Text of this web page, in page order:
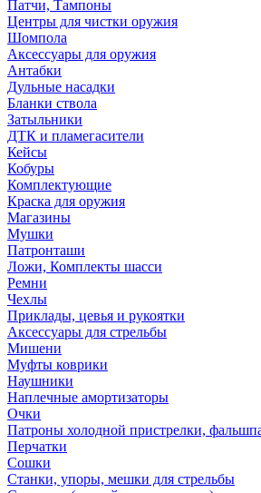
Патчи, Тампоны
Центры для чистки оружия
Шомпола
Аксессуары для оружия
Антабки
Дульные насадки
Бланки ствола
Затыльники
ДТК и пламегасители
Кейсы
Кобуры
Комплектующие
Краска для оружия
Магазины
Мушки
Патронташи
Ложи, Комплекты шасси
Ремни
Чехлы
Приклады, цевья и рукоятки
Аксессуары для стрельбы
Мишени
Муфты коврики
Наушники
Наплечные амортизаторы
Очки
Патроны холодной пристрелки,
Перчатки
Сошки
Станки, упоры, мешки для стрельбы